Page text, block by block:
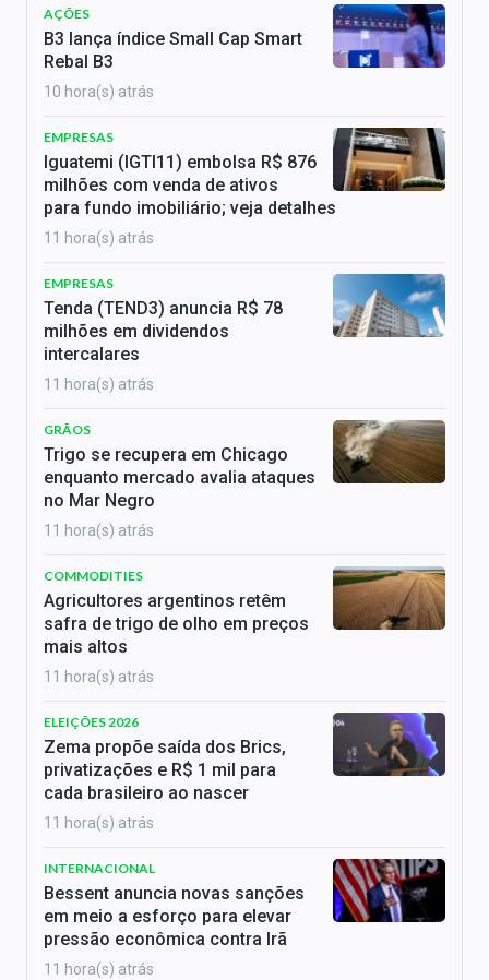
AÇÕES
B3 lança índice Small Cap Smart
Rebal B3
10 hora(s) atrás
EMPRESAS
Iguatemi (IGTI11) embolsa R$ 876
milhões com venda de ativos
para fundo imobiliário; veja detalhes
11 hora(s) atrás
EMPRESAS
Tenda (TEND3) anuncia R$ 78
milhões em dividendos
intercalares
11 hora(s) atrás
GRÃOS
Trigo se recupera em Chicago
enquanto mercado avalia ataques
no Mar Negro
11 hora(s) atrás
COMMODITIES
Agricultores argentinos retêm
safra de trigo de olho em preços
mais altos
11 hora(s) atrás
ELEIÇÕES 2026
Zema propõe saída dos Brics,
privatizações e R$ 1 mil para
cada brasileiro ao nascer
11 hora(s) atrás
INTERNACIONAL
Bessent anuncia novas sanções
em meio a esforço para elevar
pressão econômica contra Irã
11 hora(s) atrás